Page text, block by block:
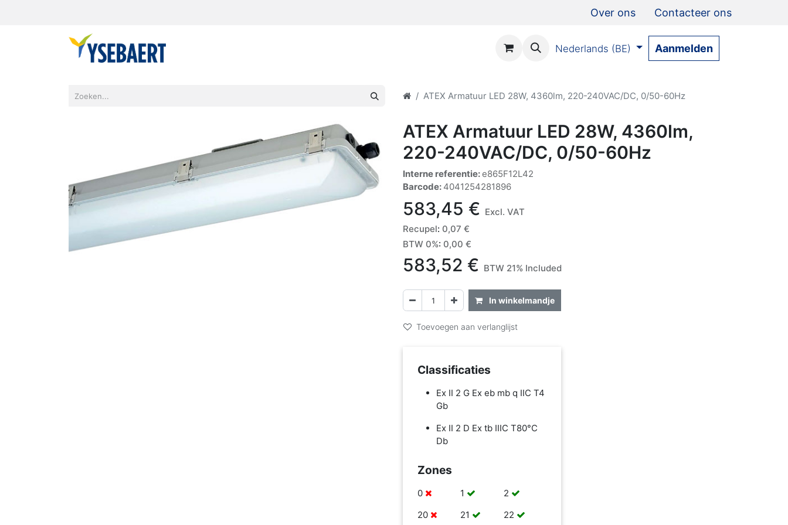
Over ons Contacteer ons
Nederlands (BE) Aanmelden
ATEX Armatuur LED 28W, 4360lm, 220-240VAC/DC, 0/50-60Hz
ATEX Armatuur LED 28W, 4360lm,
220-240VAC/DC, 0/50-60Hz
Interne referentie:e865F12L42
Barcode: 4041254281896
583,45 € Excl. VAT
Recupel: 0,07 €
BTW 0%: 0,00 €
583,52 € BTW 21% Included
In winkelmandje
Toevoegen aan verlanglijst
Classificaties
Ex II 2 G Ex eb mb q IIC T4
Gb
Ex II 2 D Ex tb IIIC T80°C
Db
Zones
0 1
2
20
21 22